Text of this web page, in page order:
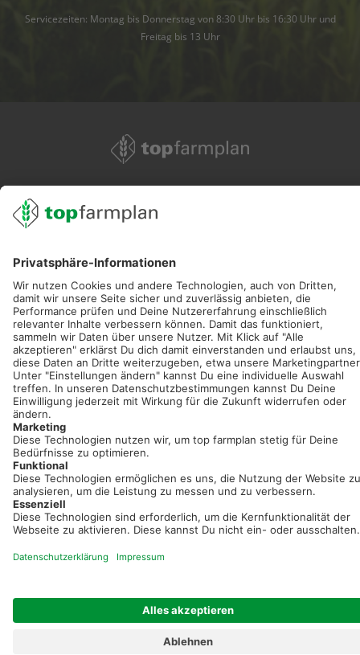
Servicezeiten: Montag bis Donnerstag von 8:30 Uhr bis 16:30 Uhr und
Freitag bis 13 Uhr
service@topfarmplan.de
Sei immer auf dem Laufenden!
Neue Features, spannende Tipps und hilfreiche Anleitungen!
Registriere dich kostenlos!
einfach und bequem!
Kostenlos registrieren & sofort starten
Impressum Kontakt & Hilfe